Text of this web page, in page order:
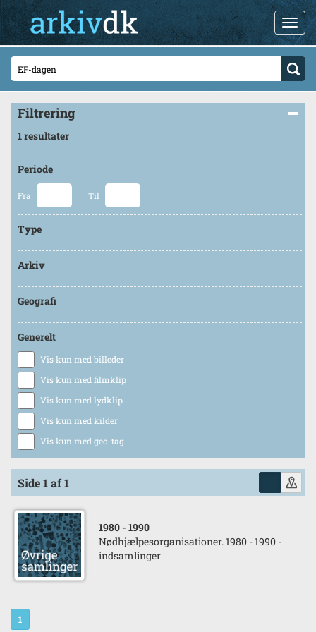
Filtrering
1 resultater
Periode
Fra Til
Type
Arkiv
Geografi
Generelt
Vis kun med billeder
Vis kun med filmklip
Vis kun med lydklip
Vis kun med kilder
Vis kun med geo-tag
Side 1 af 1
1980 - 1990
Nødhjælpesorganisationer. 1980 - 1990 -
indsamlinger
1